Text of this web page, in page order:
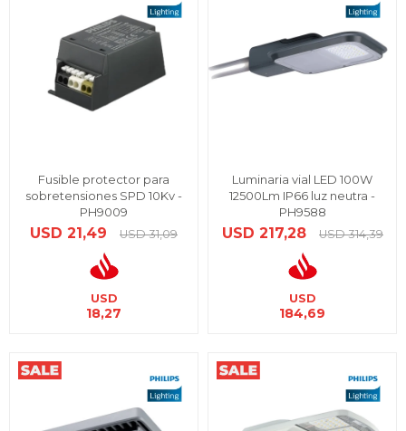
Fusible protector para
sobretensiones SPD 10Kv -
PH9009
USD 21,49 USD 31,09
USD
18,27
Luminaria vial LED 100W
12500Lm IP66 luz neutra -
PH9588
USD 217,28 USD 314,39
USD
184,69